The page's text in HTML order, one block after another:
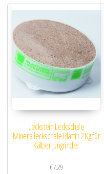
Leckstein Leckschale
Mineralleckschale Blattin 2 Kg für
Kälber Jungrinder
€7.29